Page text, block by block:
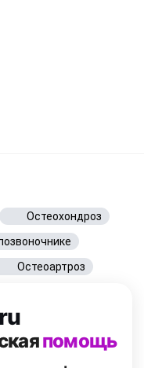
Остеохондроз
Остеоартроз
помощь